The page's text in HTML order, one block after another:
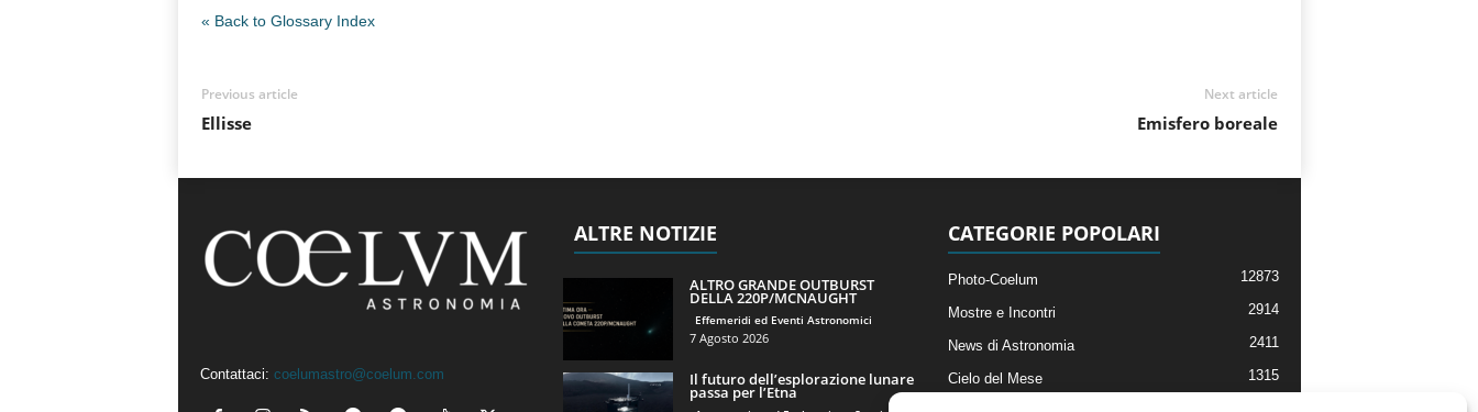
« Back to Glossary Index
Previous article
Ellisse
Next article
Emisfero boreale
Contattaci: coelumastro@coelum.com
ALTRE NOTIZIE
ALTRO GRANDE OUTBURST
DELLA 220P/MCNAUGHT
Effemeridi ed Eventi Astronomici
7 Agosto 2026
Il futuro dell’esplorazione lunare
passa per l’Etna
CATEGORIE POPOLARI
Photo-Coelum 12873
Mostre e Incontri 2914
News di Astronomia 2411
Cielo del Mese 1315